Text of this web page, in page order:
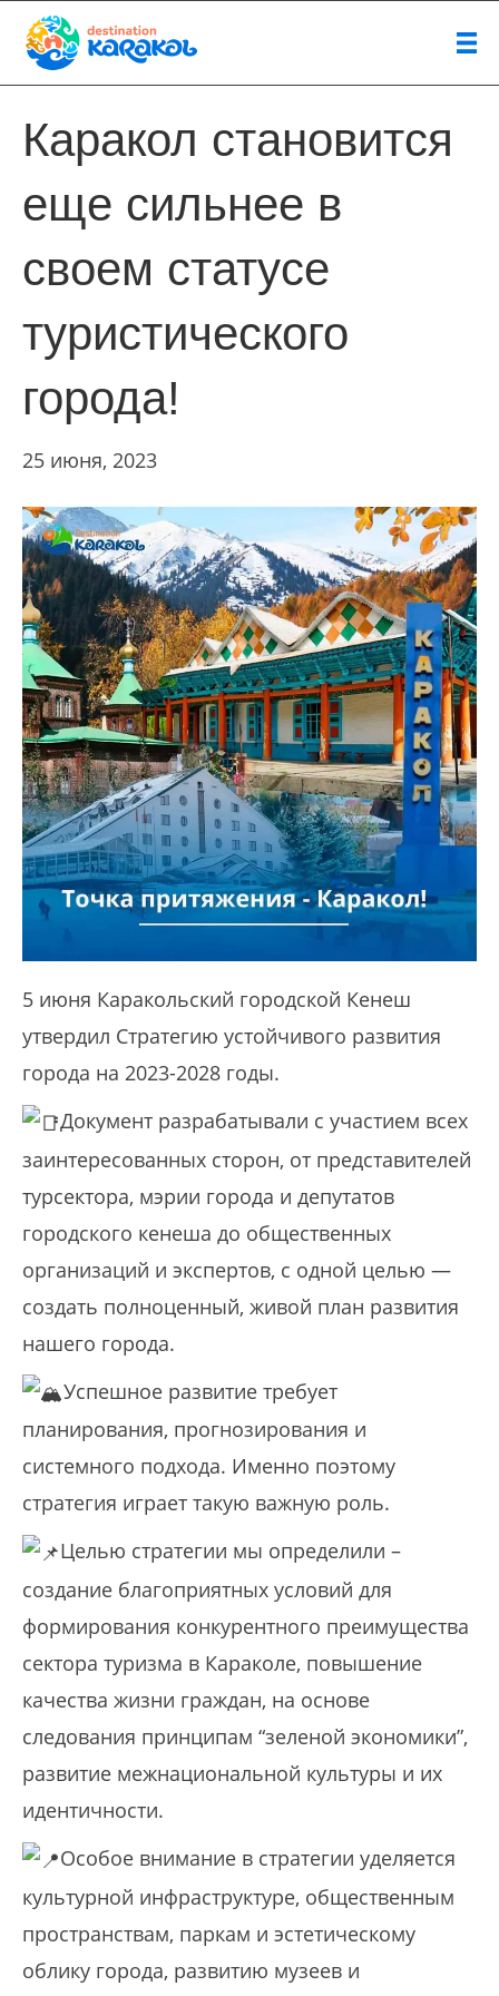
Каракол становится
еще сильнее в
своем статусе
туристического
города!
25 июня, 2023
5 июня Каракольский городской Кенеш
утвердил Стратегию устойчивого развития
города на 2023-2028 годы.
Документ разрабатывали с участием всех
заинтересованных сторон, от представителей
турсектора, мэрии города и депутатов
городского кенеша до общественных
организаций и экспертов, с одной целью —
создать полноценный, живой план развития
нашего города.
Успешное развитие требует
планирования, прогнозирования и
системного подхода. Именно поэтому
стратегия играет такую важную роль.
Целью стратегии мы определили –
создание благоприятных условий для
формирования конкурентного преимущества
сектора туризма в Караколе, повышение
качества жизни граждан, на основе
следования принципам “зеленой экономики”,
развитие межнациональной культуры и их
идентичности.
Особое внимание в стратегии уделяется
культурной инфраструктуре, общественным
пространствам, паркам и эстетическому
облику города, развитию музеев и